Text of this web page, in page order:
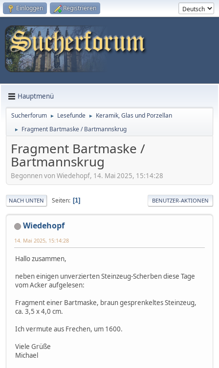
Einloggen Registrieren
Hauptmenü
Sucherforum ► Lesefunde ► Keramik, Glas und Porzellan
► Fragment Bartmaske / Bartmannskrug
Fragment Bartmaske /
Bartmannskrug
Begonnen von Wiedehopf, 14. Mai 2025, 15:14:28
NACH UNTEN Seiten 1 BENUTZER-AKTIONEN
Wiedehopf
14. Mai 2025, 15:14:28
Hallo zusammen,
neben einigen unverzierten Steinzeug-Scherben diese Tage
vom Acker aufgelesen:
Fragment einer Bartmaske, braun gesprenkeltes Steinzeug,
ca. 3,5 x 4,0 cm.
Ich vermute aus Frechen, um 1600.
Viele Grüße
Michael